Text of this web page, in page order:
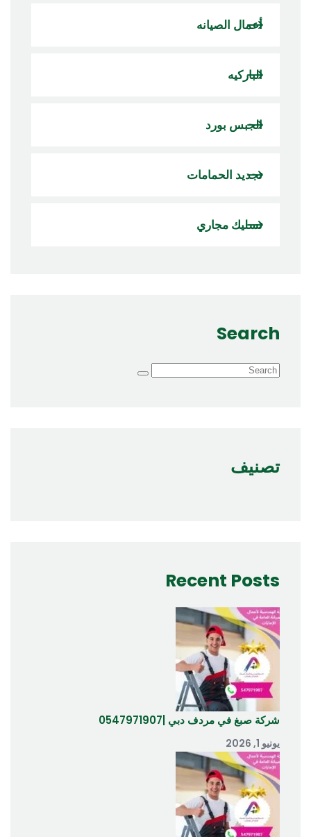
أعمال الصيانه
الباركيه
الجبس بورد
تجديد الحمامات
تسليك مجاري
Search
تصنيف
Recent Posts
شركة صبغ في مردف دبي |0547971907
يونيو 1, 2026